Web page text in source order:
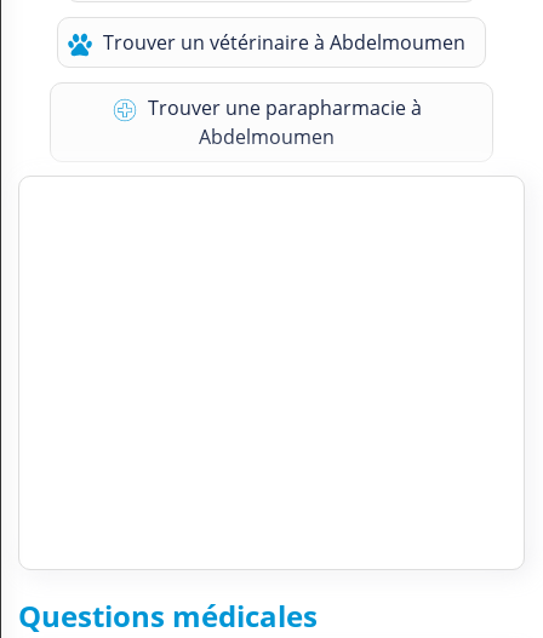
Trouver un vétérinaire à Abdelmoumen
Trouver une parapharmacie à
Abdelmoumen
Questions médicales